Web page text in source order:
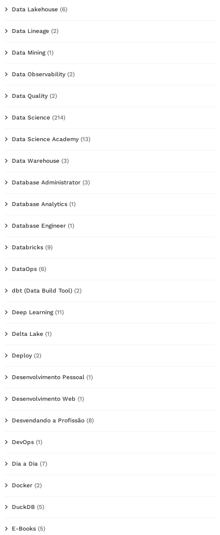
Data Lakehouse (6)
Data Lineage (2)
Data Mining(1)
Data Observability (2)
Data Quality (2)
Data Science (214)
Data Science Academy (13)
Data Warehouse (3)
Database Administrator (3)
Database Analytics (1)
Database Engineer (1)
Databricks (9)
DataOps (6)
dbt (Data Build Tool) (2)
Deep Learning(11)
Delta Lake (1)
Deploy (2)
Desenvolvimento Pessoal (1)
Desenvolvimento Web (1)
Desvendando a Profissão (8)
DevOps (1)
Dia a Dia (7)
Docker (2)
DuckDB (5)
E-Books (5)